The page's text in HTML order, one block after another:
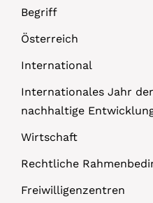
Begriff
Österreich
International
Internationales Jahr
nachhaltige
Wirtschaft
Rechtliche
Freiwilligenzentren